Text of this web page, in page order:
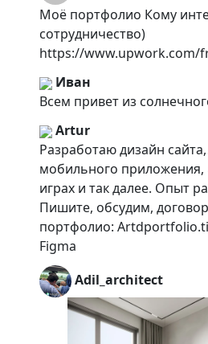
Моё портфолио Кому
сотрудничество)
https://www.upwork.com/
Иван
Всем привет из
Artur
Разработаю дизайн
мобильного приложения,
играх и так далее. Опыт
Пишите, обсудим,
портфолио:
Figma
Adil_architect